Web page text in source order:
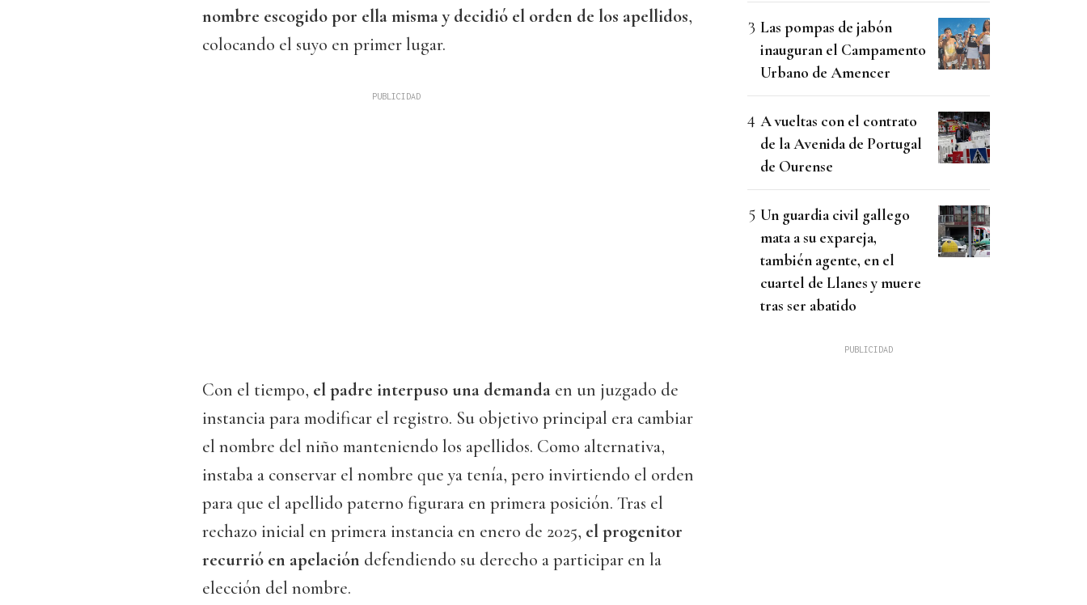
nombre escogido por ella misma y decidió el orden de los apellidos,
colocando el suyo en primer lugar.
Con el tiempo, el padre interpuso una demanda en un juzgado de
instancia para modificar el registro. Su objetivo principal era cambiar
el nombre del niño manteniendo los apellidos. Como alternativa,
instaba a conservar el nombre que ya tenía, pero invirtiendo el orden
para que el apellido paterno figurara en primera posición. Tras el
rechazo inicial en primera instancia en enero de 2025, el progenitor
recurrió en apelación defendiendo su derecho a participar en la
elección del nombre.
Las pompas de jabón
inauguran el Campamento
Urbano de Amencer
A vueltas con el contrato
de la Avenida de Portugal
de Ourense
Un guardia civil gallego
mata a su expareja,
también agente, en el
cuartel de Llanes y muere
tras ser abatido